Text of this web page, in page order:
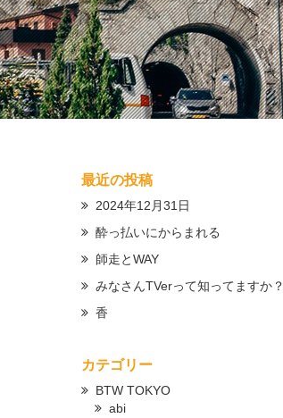
最近の投稿
2024年12月31日
酔っ払いにからまれる
師走とWAY
みなさんTVerって知ってますか？
香
カテゴリー
BTW TOKYO
abi